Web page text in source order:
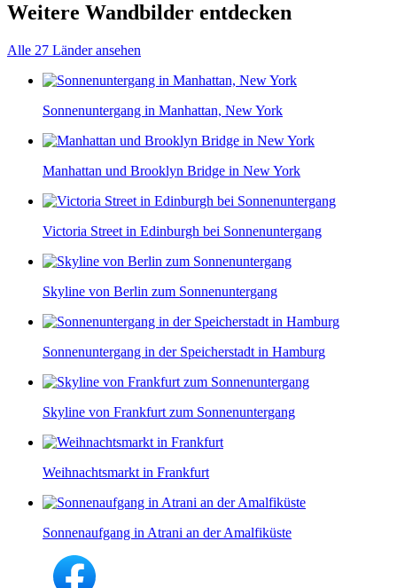
Weitere Wandbilder entdecken
Alle 27 Länder ansehen
Sonnenuntergang in Manhattan, New York
Manhattan und Brooklyn Bridge in New York
Victoria Street in Edinburgh bei Sonnenuntergang
Skyline von Berlin zum Sonnenuntergang
Sonnenuntergang in der Speicherstadt in Hamburg
Skyline von Frankfurt zum Sonnenuntergang
Weihnachtsmarkt in Frankfurt
Sonnenaufgang in Atrani an der Amalfiküste